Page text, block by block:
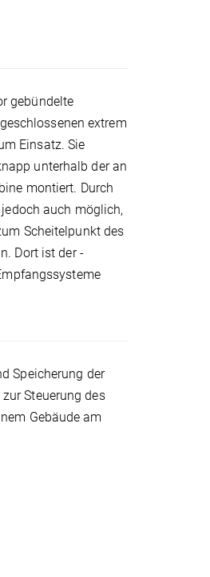
gebündelte
extrem
Einsatz. Sie
unterhalb der an
montiert. Durch
auch möglich,
Scheitelpunkt des
Dort ist der -
Speicherung der
Steuerung des
Gebäude am